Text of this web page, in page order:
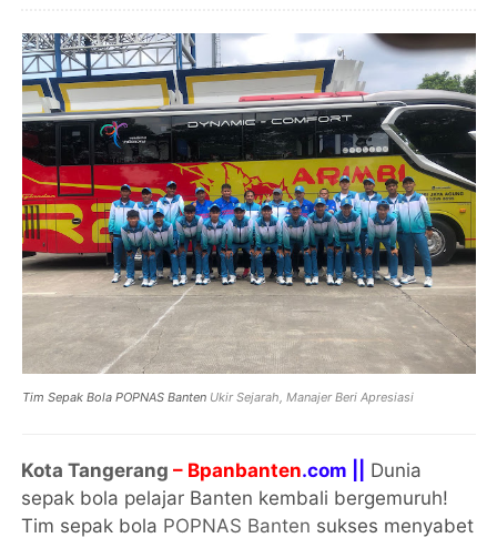
Tim Sepak Bola POPNAS BantenUkir Sejarah, Manajer Beri Apresiasi
Kota Tangerang – Bpanbanten.com ||
Dunia
sepak bola pelajar Banten kembali bergemuruh!
Tim sepak bola POPNAS Banten sukses menyabet